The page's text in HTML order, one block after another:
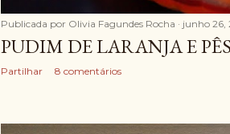
Publicada por Olivia Fagundes Rocha junho 26,
PUDIM DE LARANJA E
Partilhar 8 comentários